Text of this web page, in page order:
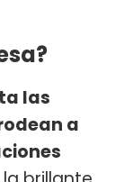
las
a